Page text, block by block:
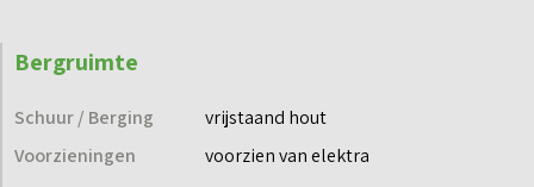
Bergruimte
Schuur / Berging
vrijstaand hout
Voorzieningen
voorzien van elektra